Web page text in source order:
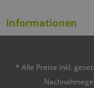
Informationen
* Alle Preise inkl.